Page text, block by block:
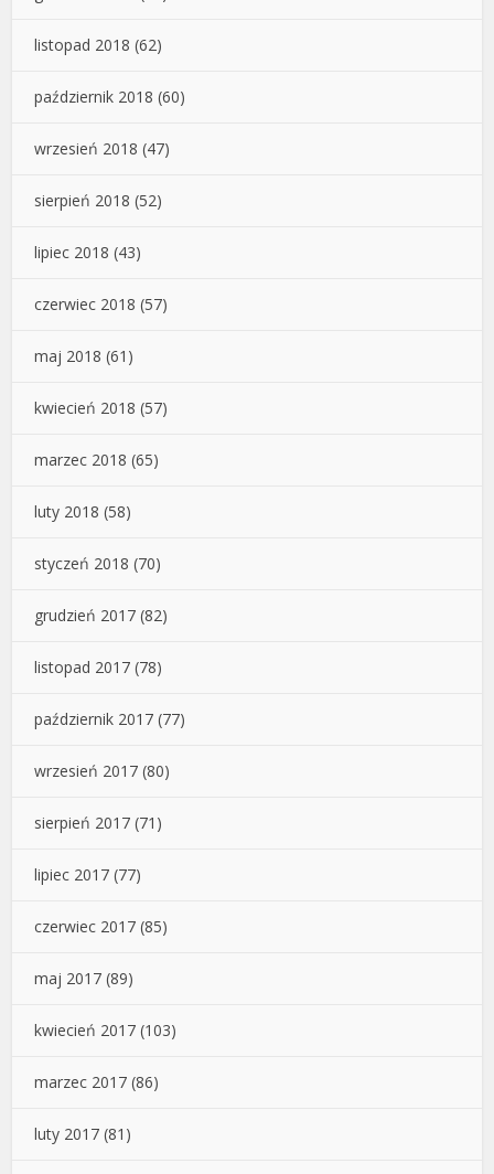
listopad 2018 (62)
październik 2018 (60)
wrzesień 2018 (47)
sierpień 2018 (52)
lipiec 2018 (43)
czerwiec 2018 (57)
maj 2018 (61)
kwiecień 2018 (57)
marzec 2018 (65)
luty 2018 (58)
styczeń 2018 (70)
grudzień 2017 (82)
listopad 2017 (78)
październik 2017 (77)
wrzesień 2017 (80)
sierpień 2017 (71)
lipiec 2017 (77)
czerwiec 2017 (85)
maj 2017 (89)
kwiecień 2017 (103)
marzec 2017 (86)
luty 2017 (81)